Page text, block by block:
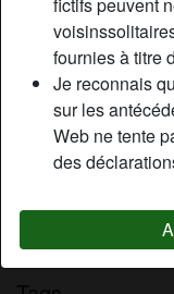
fournies à titre
Je reconnais
sur les
Web ne tente
des
Femelle avec des
une soumise
actuellement
réfléchi souhaite
devenir une
une esclave
N'a spécifié